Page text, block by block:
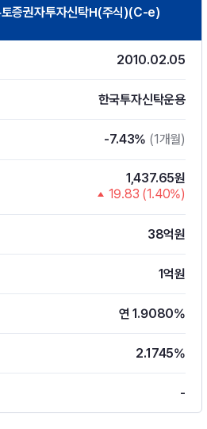
증권자투자신탁H(주식)(C-e)
2010.02.05
한국투자신탁운용
-7.43% (1개월)
1,437.65원
19.83 (1.40%)
38억원
1억원
연 1.9080%
2.1745%
-